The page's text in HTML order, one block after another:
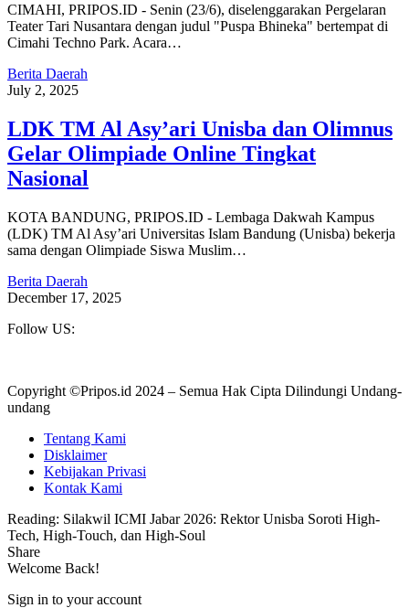
CIMAHI, PRIPOS.ID - Senin (23/6), diselenggarakan Pergelaran
Teater Tari Nusantara dengan judul "Puspa Bhineka" bertempat di
Cimahi Techno Park. Acara…
Berita Daerah
July 2, 2025
LDK TM Al Asy’ari Unisba dan Olimnus
Gelar Olimpiade Online Tingkat
Nasional
KOTA BANDUNG, PRIPOS.ID - Lembaga Dakwah Kampus
(LDK) TM Al Asy’ari Universitas Islam Bandung (Unisba) bekerja
sama dengan Olimpiade Siswa Muslim…
Berita Daerah
December 17, 2025
Follow US:
Copyright ©Pripos.id 2024 – Semua Hak Cipta Dilindungi Undang-
undang
Tentang Kami
Disklaimer
Kebijakan Privasi
Kontak Kami
Reading: Silakwil ICMI Jabar 2026: Rektor Unisba Soroti High-
Tech, High-Touch, dan High-Soul
Share
Welcome Back!
Sign in to your account